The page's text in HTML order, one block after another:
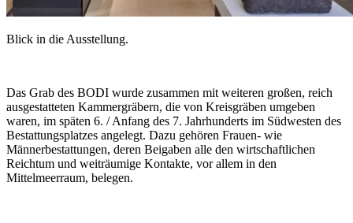
Blick in die Ausstellung.
Das Grab des BODI wurde zusammen mit weiteren großen, reich
ausgestatteten Kammergräbern, die von Kreisgräben umgeben
waren, im späten 6. / Anfang des 7. Jahrhunderts im Südwesten des
Bestattungsplatzes angelegt. Dazu gehören Frauen- wie
Männerbestattungen, deren Beigaben alle den wirtschaftlichen
Reichtum und weiträumige Kontakte, vor allem in den
Mittelmeerraum, belegen.